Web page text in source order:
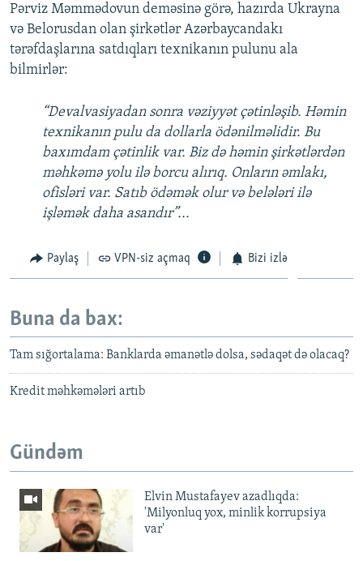
Pərviz Məmmədovun deməsinə görə, hazırda Ukrayna
və Belorusdan olan şirkətlər Azərbaycandakı
tərəfdaşlarına satdıqları texnikanın pulunu ala
bilmirlər:
“Devalvasiyadan sonra vəziyyət çətinləşib. Həmin
texnikanın pulu da dollarla ödənilməlidir. Bu
baxımdam çətinlik var. Biz də həmin şirkətlərdən
məhkəmə yolu ilə borcu alırıq. Onların əmlakı,
ofisləri var. Satıb ödəmək olur və belələri ilə
işləmək daha asandır”...
Paylaş VPN-siz açmaq Bizi izlə
Buna da bax:
Tam sığortalama: Banklarda əmanətlə dolsa, sədaqət də olacaq?
Kredit məhkəmələri artıb
Gündəm
Elvin Mustafayev azadlıqda:
'Milyonluq yox, minlik korrupsiya
var'